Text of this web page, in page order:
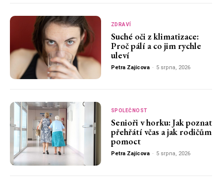
ZDRAVÍ
Suché oči z klimatizace:
Proč pálí a co jim rychle
uleví
Petra Zajícova - 5 srpna, 2026
SPOLEČNOST
Senioři v horku: Jak poznat
přehřátí včas a jak rodičům
pomoct
Petra Zajícova - 5 srpna, 2026